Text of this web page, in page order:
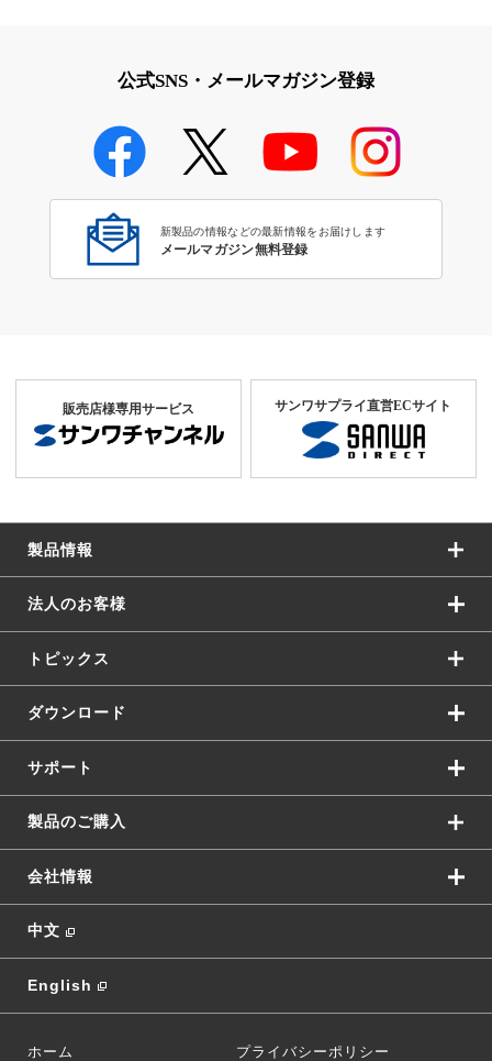
公式SNS・メールマガジン登録
新製品の情報などの最新情報をお届けします
メールマガジン無料登録
販売店様専用サービス サンワサプライ直営ECサイト
製品情報
法人のお客様
トピックス
ダウンロード
サポート
製品のご購入
会社情報
中文
English
ホーム プライバシーポリシー